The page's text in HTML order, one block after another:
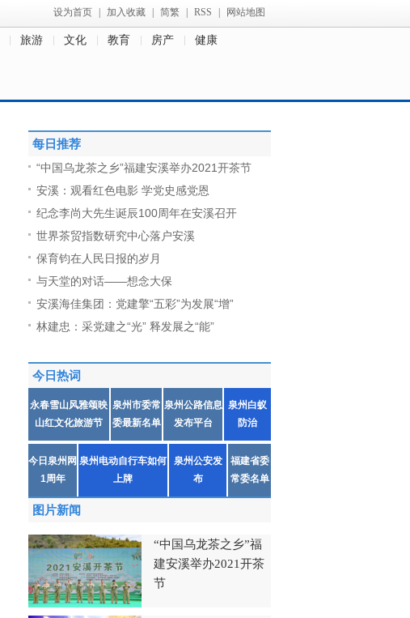
设为首页 加入收藏 简繁 RSS 网站地图
旅游 文化 教育 房产 健康
每日推荐
“中国乌龙茶之乡”福建安溪举办2021开茶节
安溪：观看红色电影 学党史感党恩
纪念李尚大先生诞辰100周年在安溪召开
世界茶贸指数研究中心落户安溪
保育钧在人民日报的岁月
与天堂的对话——想念大保
安溪海佳集团：党建擎“五彩”为发展“增”
林建忠：采党建之“光” 释发展之“能”
今日热词
永春雪山风雅颂映
山红文化旅游节
泉州市委常
委最新名单
泉州公路信息
发布平台
泉州白蚁
防治
今日泉州网
1周年
泉州电动自行车如何
上牌
泉州公安发
布
福建省委
常委名单
图片新闻
“中国乌龙茶之乡”福
建安溪举办2021开茶
节